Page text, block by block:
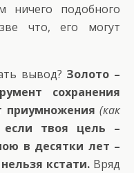
ничего подобного
что, его могут
вывод? Золото –
сохранения
приумножения (как
если твоя цель –
в десятки лет –
кстати.Вряд